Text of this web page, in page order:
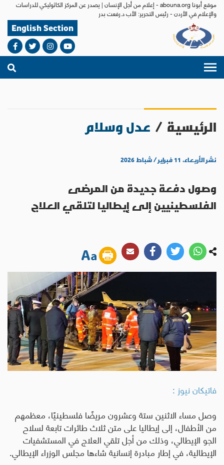
موقع أبونا abouna.org - إعلام من أجل الإنسان | يصدر عن المركز الكاثوليكي للدراسات
والإعلام في الأردن - رئيس التحرير: الأب د.رفعت بدر
English Section
الرئيسية / عدل وسلام
نشر الأربعاء، ١١ فبراير / شباط ٢٠٢٦
وصول دفعة جديدة من المرضى
الفلسطينيين إلى إيطاليا لتلقي العلاج
فاتيكان نيوز :
وصل مساء الاثنين ستة وعشرون مريضًا فلسطينيًا، معظمهم
من الأطفال، إلى إيطاليا على متن ثلاث طائرات تابعة لسلاح
الجو الإيطالي، وذلك من أجل تلقي العلاج في المستشفيات
الإيطالية، في إطار مبادرة إنسانية شاءها مجلس الوزراء الإيطالي.